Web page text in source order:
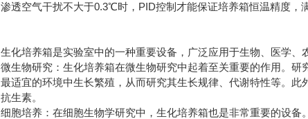
渗透空气干扰不大于0.3℃时，PID控制才能保证培养箱恒温精度，
生化培养箱是实验室中的一种重要设备，广泛应用于生物、医学
微生物研究：生化培养箱在微生物研究中起着至关重要的作用。
最适宜的环境中生长繁殖，从而研究其生长规律、代谢特性等。
抗生素。
细胞培养：在细胞生物学研究中，生化培养箱也是非常重要的设